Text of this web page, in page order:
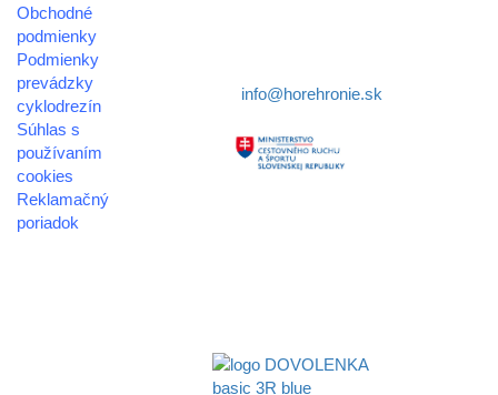
Obchodné
podmienky
Podmienky
prevádzky
cyklodrezín
Súhlas s
používaním
cookies
Reklamačný
poriadok
info@horehronie.sk